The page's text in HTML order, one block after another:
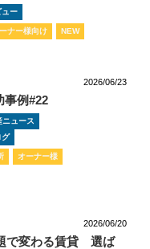
ュー
ナー様向け NEW
2026/06/23
事例#22
ニュース
グ
オーナー様
2026/06/20
で変わる賃貸 選ば